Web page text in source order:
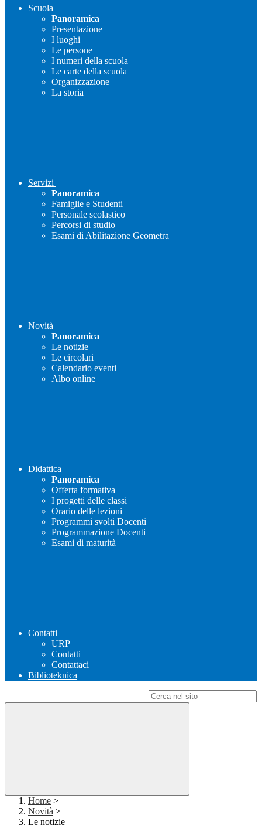
Scuola
Panoramica
Presentazione
I luoghi
Le persone
I numeri della scuola
Le carte della scuola
Organizzazione
La storia
Servizi
Panoramica
Famiglie e Studenti
Personale scolastico
Percorsi di studio
Esami di Abilitazione Geometra
Novità
Panoramica
Le notizie
Le circolari
Calendario eventi
Albo online
Didattica
Panoramica
Offerta formativa
I progetti delle classi
Orario delle lezioni
Programmi svolti Docenti
Programmazione Docenti
Esami di maturità
Contatti
URP
Contatti
Contattaci
Biblioteknica
Home >
Novità >
Le notizie